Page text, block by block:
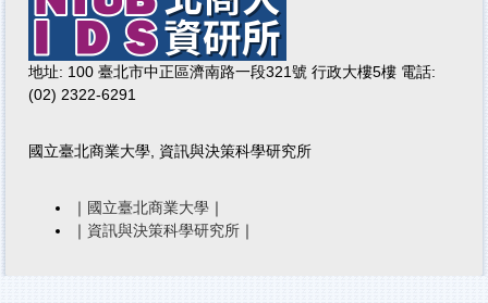
地址: 100 臺北市中正區濟南路一段321號 行政大樓5樓 電話:
(02) 2322-6291
國立臺北商業大學, 資訊與決策科學研究所
｜ 國立臺北商業大學 ｜
｜ 資訊與決策科學研究所 ｜